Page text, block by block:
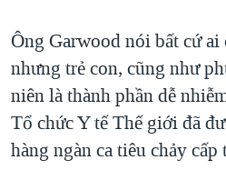
Ông Garwood nói bất cứ ai
nhưng trẻ con, cũng như
niên là thành phần dễ
Tổ chức Y tế Thế giới đã
hàng ngàn ca tiêu chảy